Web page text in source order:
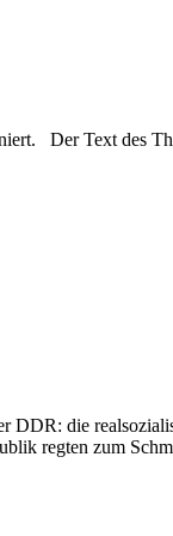
Der Text des
die
regten zum